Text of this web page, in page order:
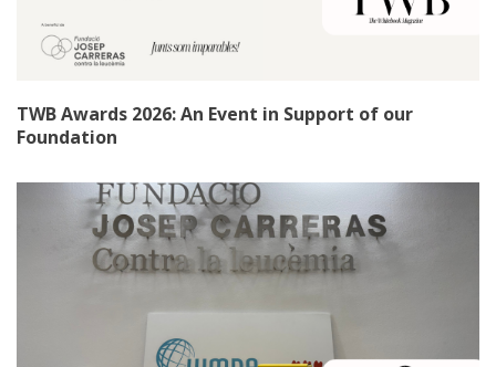
TWB Awards 2026: An Event in Support of our
Foundation